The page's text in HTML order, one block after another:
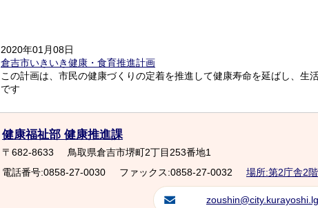
2020年01月08日
倉吉市いきいき健康・食育推進計画
この計画は、市民の健康づくりの定着を推進して健康寿命を延ばし、生
です
健康福祉部 健康推進課
〒682-8633
鳥取県倉吉市堺町2丁目253番地1
電話番号:0858-27-0030
ファックス:0858-27-0032 場所:第2庁舎2階